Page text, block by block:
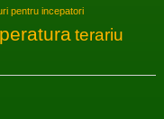
pentru incepatori
terariu